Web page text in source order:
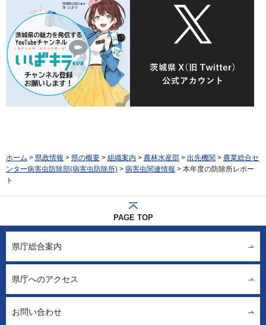
ホーム > 県政情報 > 県の概要 > 組織案内 > 農林水産部 > 出先機関 > 農業総合セ
ンター病害虫防除部(病害虫防除所) > 病害虫関連情報 > 本年度の防除所レポー
ト
PAGE TOP
県庁総合案内
県庁へのアクセス
お問い合わせ